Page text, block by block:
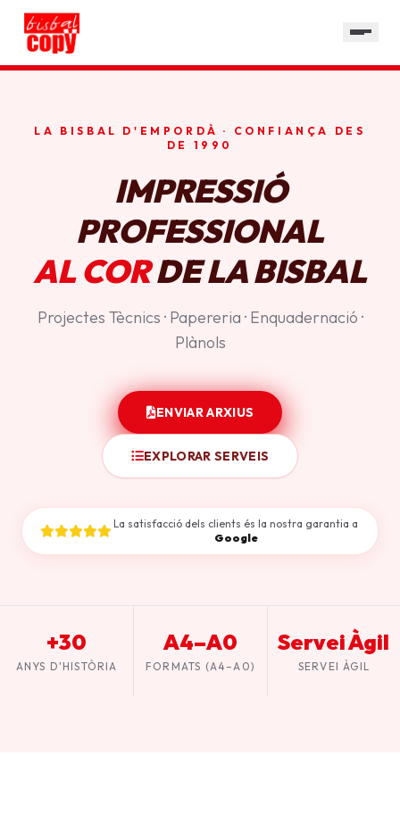
HORARI
LA BISBAL D'EMPORDÀ · CONFIANÇA DES
DE 1990
IMPRESSIÓ
PROFESSIONAL
AL CORDE LA BISBAL
Projectes Tècnics · Papereria · Enquadernació ·
Plànols
ENVIAR ARXIUS
EXPLORAR SERVEIS
La satisfacció dels clients és la nostra garantia a
Google
+30
ANYS D'HISTÒRIA
A4–A0
FORMATS (A4–A0)
Servei Àgil
SERVEI ÀGIL